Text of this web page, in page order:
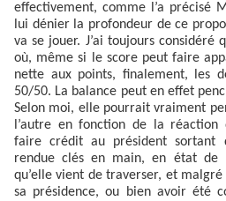
effectivement, comme l’a précisé
lui dénier la profondeur de ce
va se jouer. J’ai toujours considéré
où, même si le score peut faire
nette aux points, finalement, les
50/50. La balance peut en effet
Selon moi, elle pourrait vraiment
l’autre en fonction de la réaction
faire crédit au président sortant
rendue clés en main, en état de
qu’elle vient de traverser, et
sa présidence, ou bien avoir été